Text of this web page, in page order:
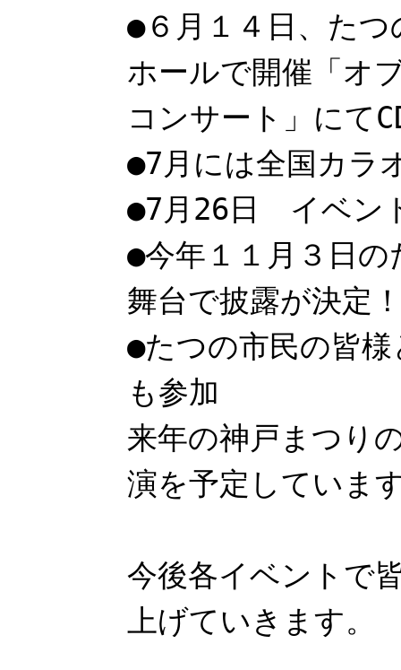
●６月１４日、た
ホールで開催「オ
コンサート」にて
●7月には全国カラ
●7月26日 イベン
●今年１１月３日
舞台で披露が決定
●たつの市民の皆
も参加
来年の神戸まつり
演を予定していま
今後各イベントで
上げていきます。